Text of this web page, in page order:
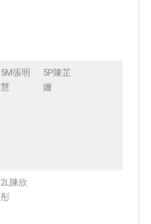
5M張明
慧
5P陳芷
姗
2L陳欣
彤